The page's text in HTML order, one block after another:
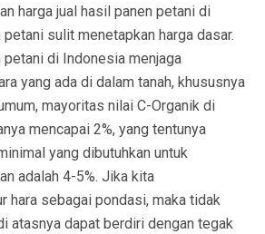
harga jual hasil panen petani di
sulit menetapkan harga dasar.
petani di Indonesia menjaga
yang ada di dalam tanah, khususnya
mayoritas nilai C-Organik di
mencapai 2%, yang tentunya
yang dibutuhkan untuk
adalah 4-5%. Jika kita
hara sebagai pondasi, maka tidak
atasnya dapat berdiri dengan tegak